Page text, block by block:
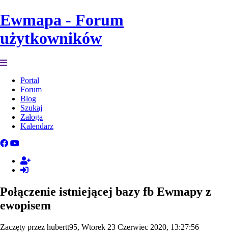
Ewmapa - Forum
użytkowników
Portal
Forum
Blog
Szukaj
Załoga
Kalendarz
Połączenie istniejącej bazy fb Ewmapy z
ewopisem
Zaczęty przez hubertt95, Wtorek 23 Czerwiec 2020, 13:27:56